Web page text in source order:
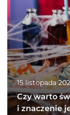
15 listopada
Czy warto
i znaczenie